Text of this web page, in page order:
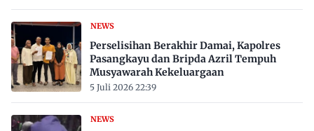
NEWS
Perselisihan Berakhir Damai, Kapolres
Pasangkayu dan Bripda Azril Tempuh
Musyawarah Kekeluargaan
5 Juli 2026 22:39
NEWS